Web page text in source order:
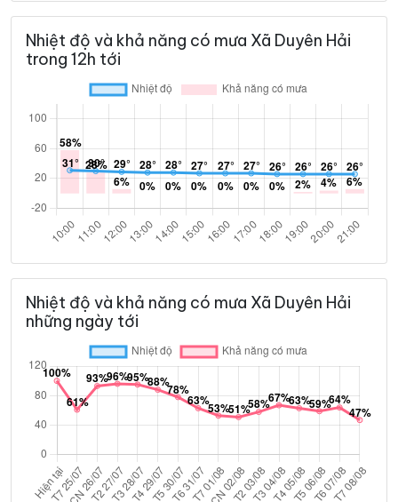
Nhiệt độ và khả năng có mưa Xã Duyên Hải
trong 12h tới
Nhiệt độ và khả năng có mưa Xã Duyên Hải
những ngày tới